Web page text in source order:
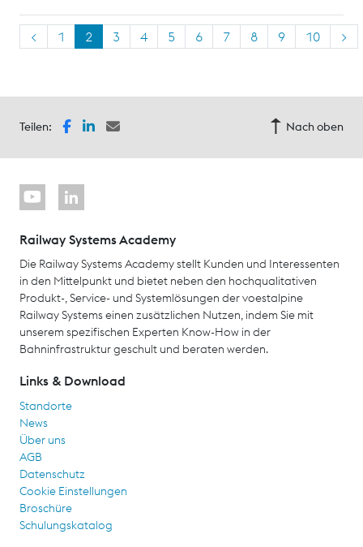
< 1 2 3 4 5 6 7 8 9 10 >
Teilen: Nach oben
Railway Systems Academy
Die Railway Systems Academy stellt Kunden und Interessenten
in den Mittelpunkt und bietet neben den hochqualitativen
Produkt-, Service- und Systemlösungen der voestalpine
Railway Systems einen zusätzlichen Nutzen, indem Sie mit
unserem spezifischen Experten Know-How in der
Bahninfrastruktur geschult und beraten werden.
Links & Download
Standorte
News
Über uns
AGB
Datenschutz
Cookie Einstellungen
Broschüre
Schulungskatalog